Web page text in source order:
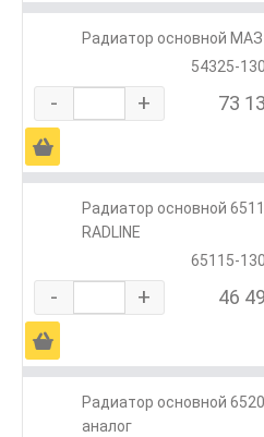
Радиатор основной
54325-
- + 73
Ä
Радиатор основной
RADLINE
65115-
- + 46
Ä
Радиатор основной
аналог